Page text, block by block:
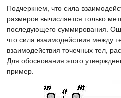
Подчеркнем, что сила
размеров вычисляется только
последующего суммирования.
что сила взаимодействия между
взаимодействия точечных тел,
Для обоснования этого
пример.